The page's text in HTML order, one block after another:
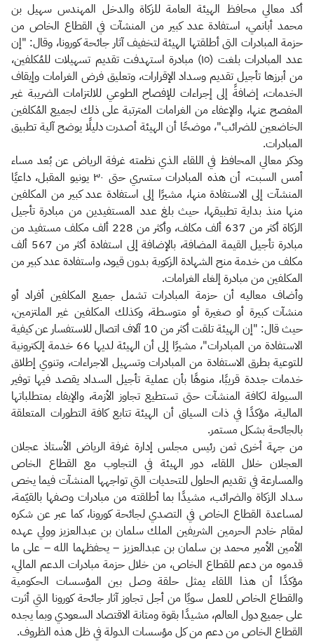
الإقرار الضريبي
التصرفات العقارية
أكد معالي محافظ الهيئة العامة للزكاة والدخل المهندس سهيل بن
محمد أبانمي، استفادة عدد كبير من المنشآت في القطاع الخاص من
حزمة المبادرات التى أطلقتها الهيئة لتخفيف آثار جائحة كورونا، وقال: "إن
عدد المبادرات بلغت (١٥) مبادرة استهدفت تقديم تسهيلات للمُكلفين،
من أبرزها تأجيل تقديم وسداد الإقرارات، وتعليق فرض الغرامات وإيقاف
الخدمات، إضافةً إلى إجراءات للإفصاح الطوعي للالتزامات الضريبة غير
المفصح عنها، والإعفاء من الغرامات المترتبة على ذلك لجميع المُكلفين
الخاضعين للضرائب"، موضحًا أن الهيئة أصدرت دليلًا يوضح آلية تطبيق
المبادرات.
وذكر معالي المحافظ في اللقاء الذي نظمته غرفة الرياض عن بُعد مساء
أمس السبت، أن هذه المبادرات ستسري حتى ٣٠ يونيو المقبل، داعيًا
المنشآت إلى الاستفادة منها، مشيرًا إلى استفادة عدد كبير من المكلفين
منها منذ بداية تطبيقها، حيث بلغ عدد المستفيدين من مبادرة تأجيل
الزكاة أكثر من 637 ألف مكلف، وأكثر من 228 ألف مكلف مستفيد من
مبادرة تأجيل القيمة المضافة، بالإضافة إلى استفادة أكثر من 567 ألف
مكلف من خدمة منح الشهادة الزكوية بدون قيود، واستفادة عدد كبير من
المكلفين من مبادرة إلغاء الغرامات.
وأضاف معاليه أن حزمة المبادرات تشمل جميع المكلفين أفراد أو
منشآت كبيرة أو صغيرة أو متوسطة، وكذلك المكلفين غير الملتزمين،
حيث قال: "إن الهيئة تلقت أكثر من 10 آلاف اتصال للاستفسار عن كيفية
الاستفادة من المبادرات"، مشيرًا إلى أن الهيئة لديها 66 خدمة إلكترونية
للتوعية بطرق الاستفادة من المبادرات وتسهيل الاجراءات، وتنوي إطلاق
خدمات جددة قريبًا، منوهًا بأن عملية تأجيل السداد يقصد فيها توفير
السيولة لكافة المنشآت حتى تستطيع تجاوز الأزمة، والإيفاء بمتطلباتها
المالية، مؤكدًا في ذات السياق أن الهيئة تتابع كافة التطورات المتعلقة
بالجائحة بشكل مستمر.
من جهة أخرى ثمن رئيس مجلس إدارة غرفة الرياض الأستاذ عجلان
العجلان خلال اللقاء، دور الهيئة في التجاوب مع القطاع الخاص
والمسارعة في تقديم الحلول للتحديات التي تواجهها المنشآت فيما يخص
سداد الزكاة والضرائب، مشيدًا بما أطلقته من مبادرات وصفها بالقيّمة،
لمساعدة القطاع الخاص في التصدي لجائحة كورونا، كما عبر عن شكره
لمقام خادم الحرمين الشريفين الملك سلمان بن عبدالعزيز وولي عهده
الأمين الأمير محمد بن سلمان بن عبدالعزيز – يحفظهما الله – على ما
قدموه من دعم للقطاع الخاص، من خلال حزمة مبادرات الدعم المالي،
مؤكدًا أن هذا اللقاء يمثل حلقة وصل بين المؤسسات الحكومية
والقطاع الخاص للعمل سويًا من أجل تجاوز آثار جائحة كورونا التي أثرت
على جميع دول العالم، مشيدًا بقوة ومتانة الاقتصاد السعودي وبما يجده
القطاع الخاص من دعم من كل مؤسسات الدولة في ظل هذه الظروف.